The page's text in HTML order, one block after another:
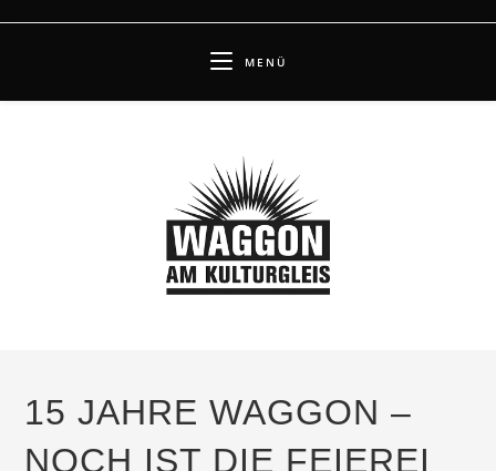
MENÜ
15 JAHRE WAGGON –
NOCH IST DIE FEIEREI